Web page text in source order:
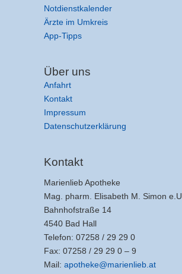
Notdienstkalender
Ärzte im Umkreis
App-Tipps
Über uns
Anfahrt
Kontakt
Impressum
Datenschutzerklärung
Kontakt
Marienlieb Apotheke
Mag. pharm. Elisabeth M. Simon e.U.
Bahnhofstraße 14
4540 Bad Hall
Telefon: 07258 / 29 29 0
Fax: 07258 / 29 29 0 – 9
Mail: apotheke@marienlieb.at